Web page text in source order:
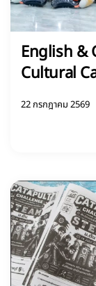
English &
Cultural
22 กรกฎาคม 2569